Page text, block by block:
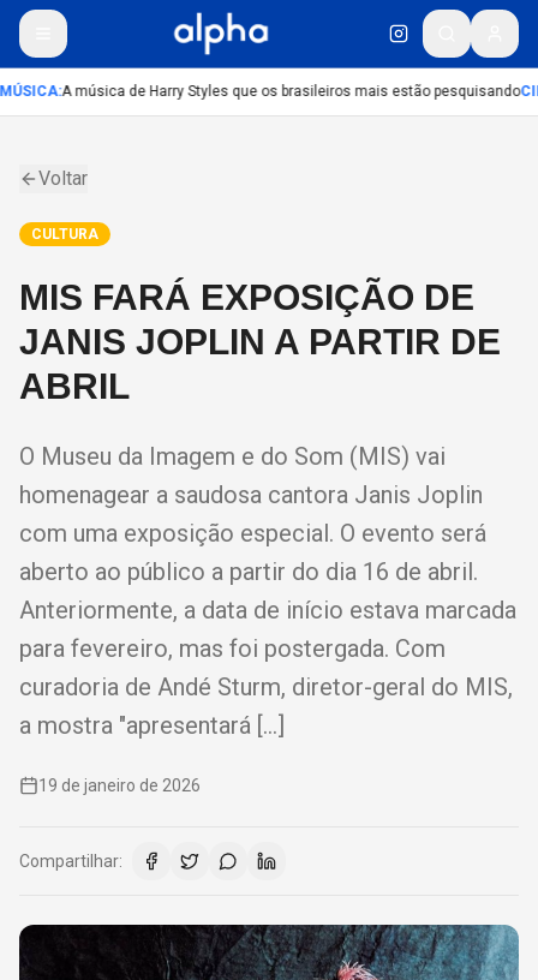
:A música de Harry Styles que os brasileiros mais estão pesquisando
Voltar
CULTURA
MIS FARÁ EXPOSIÇÃO DE
JANIS JOPLIN A PARTIR DE
ABRIL
O Museu da Imagem e do Som (MIS) vai
homenagear a saudosa cantora Janis Joplin
com uma exposição especial. O evento será
aberto ao público a partir do dia 16 de abril.
Anteriormente, a data de início estava marcada
para fevereiro, mas foi postergada. Com
curadoria de Andé Sturm, diretor-geral do MIS,
a mostra "apresentará […]
19 de janeiro de 2026
Compartilhar: